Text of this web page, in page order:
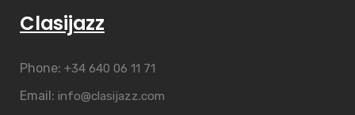
Clasijazz
Phone: +34 640 06 11 71
Email: info@clasijazz.com